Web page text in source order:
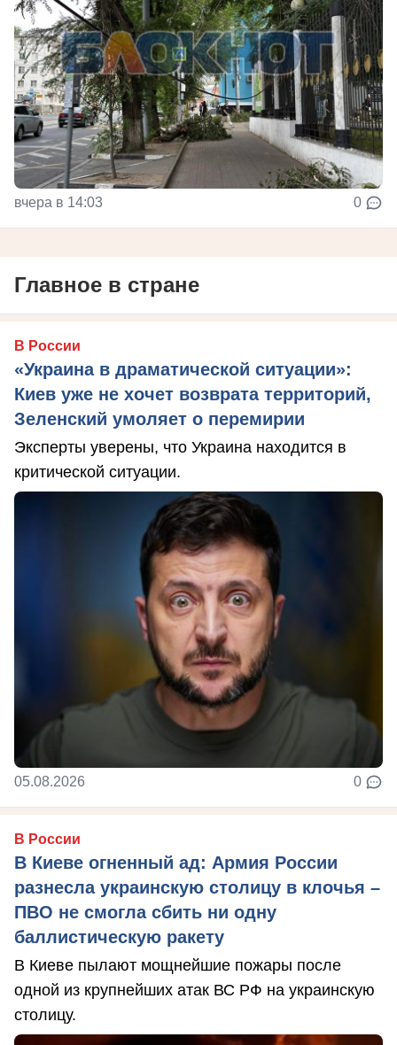
вчера в 14:03 0
Главное в стране
В России
«Украина в драматической ситуации»:
Киев уже не хочет возврата территорий,
Зеленский умоляет о перемирии
Эксперты уверены, что Украина находится в
критической ситуации.
05.08.2026 0
В России
В Киеве огненный ад: Армия России
разнесла украинскую столицу в клочья –
ПВО не смогла сбить ни одну
баллистическую ракету
В Киеве пылают мощнейшие пожары после
одной из крупнейших атак ВС РФ на украинскую
столицу.